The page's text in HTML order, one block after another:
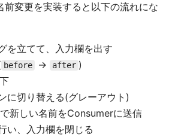
変更を実装すると以下の流れにな
を立てて、入力欄を出す
before -> after )
に切り替える(グレーアウト)
新しい名前をConsumerに送信
い、入力欄を閉じる